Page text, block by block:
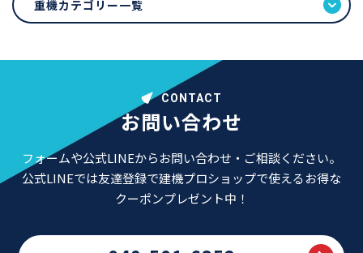
重機カテゴリー一覧
CONTACT
お問い合わせ
フォームや公式LINEからお問い合わせ・ご相談ください。
公式LINEでは友達登録で建機プロショップで使えるお得な
クーポンプレゼント中！